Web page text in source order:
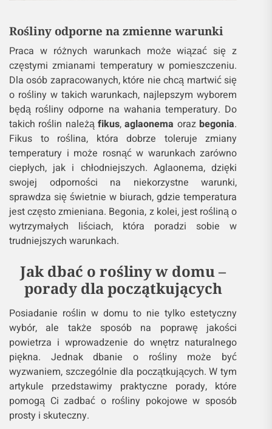
Rośliny odporne na zmienne warunki
Praca w różnych warunkach może wiązać się z
częstymi zmianami temperatury w pomieszczeniu.
Dla osób zapracowanych, które nie chcą martwić się
o rośliny w takich warunkach, najlepszym wyborem
będą rośliny odporne na wahania temperatury. Do
takich roślin należąfikus,aglaonema orazbegonia.
Fikus to roślina, która dobrze toleruje zmiany
temperatury i może rosnąć w warunkach zarówno
ciepłych, jak i chłodniejszych. Aglaonema, dzięki
swojej odporności na niekorzystne warunki,
sprawdza się świetnie w biurach, gdzie temperatura
jest często zmieniana. Begonia, z kolei, jest rośliną o
wytrzymałych liściach, która poradzi sobie w
trudniejszych warunkach.
Jak dbać o rośliny w domu –
porady dla początkujących
Posiadanie roślin w domu to nie tylko estetyczny
wybór, ale także sposób na poprawę jakości
powietrza i wprowadzenie do wnętrz naturalnego
piękna. Jednak dbanie o rośliny może być
wyzwaniem, szczególnie dla początkujących. W tym
artykule przedstawimy praktyczne porady, które
pomogą Ci zadbać o rośliny pokojowe w sposób
prosty i skuteczny.